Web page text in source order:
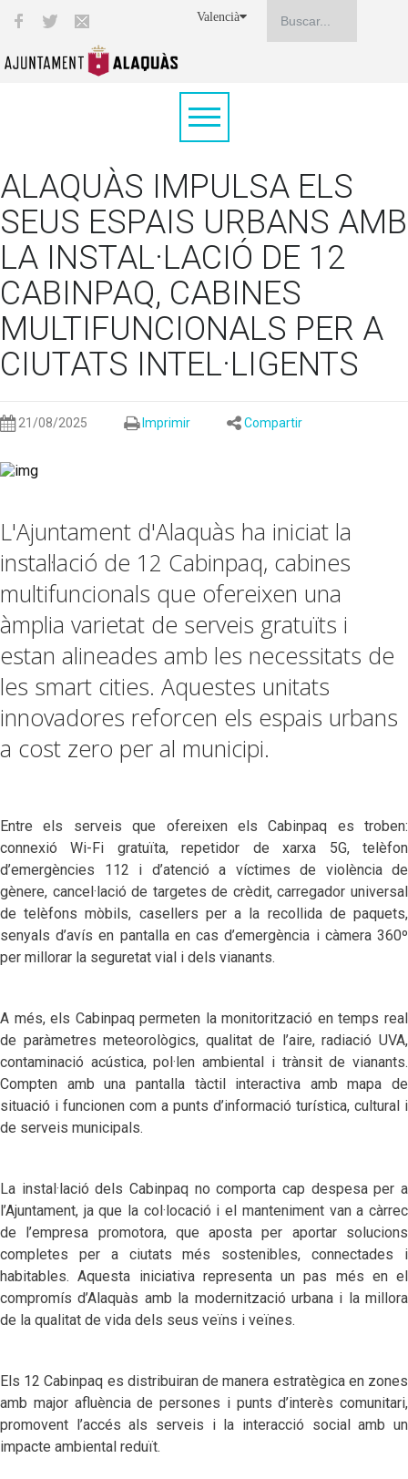
Valencià
ALAQUÀS IMPULSA ELS
SEUS ESPAIS URBANS AMB
LA INSTAL·LACIÓ DE 12
CABINPAQ, CABINES
MULTIFUNCIONALS PER A
CIUTATS INTEL·LIGENTS
21/08/2025 Imprimir Compartir
L'Ajuntament d'Alaquàs ha iniciat la
instal·lació de 12 Cabinpaq, cabines
multifuncionals que ofereixen una
àmplia varietat de serveis gratuïts i
estan alineades amb les necessitats de
les smart cities. Aquestes unitats
innovadores reforcen els espais urbans
a cost zero per al municipi.
Entre els serveis que ofereixen els Cabinpaq es troben:
connexió Wi-Fi gratuïta, repetidor de xarxa 5G, telèfon
d’emergències 112 i d’atenció a víctimes de violència de
gènere, cancel·lació de targetes de crèdit, carregador universal
de telèfons mòbils, casellers per a la recollida de paquets,
senyals d’avís en pantalla en cas d’emergència i càmera 360º
per millorar la seguretat vial i dels vianants.
A més, els Cabinpaq permeten la monitorització en temps real
de paràmetres meteorològics, qualitat de l’aire, radiació UVA,
contaminació acústica, pol·len ambiental i trànsit de vianants.
Compten amb una pantalla tàctil interactiva amb mapa de
situació i funcionen com a punts d’informació turística, cultural i
de serveis municipals.
La instal·lació dels Cabinpaq no comporta cap despesa per a
l’Ajuntament, ja que la col·locació i el manteniment van a càrrec
de l’empresa promotora, que aposta per aportar solucions
completes per a ciutats més sostenibles, connectades i
habitables. Aquesta iniciativa representa un pas més en el
compromís d’Alaquàs amb la modernització urbana i la millora
de la qualitat de vida dels seus veïns i veïnes.
Els 12 Cabinpaq es distribuiran de manera estratègica en zones
amb major afluència de persones i punts d’interès comunitari,
promovent l’accés als serveis i la interacció social amb un
impacte ambiental reduït.